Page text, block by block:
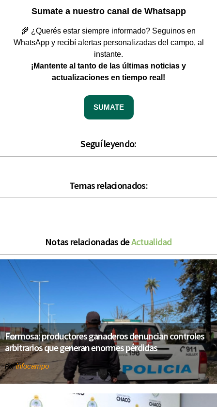
Sumate a nuestro canal de Whatsapp
🌾 ¿Querés estar siempre informado? Seguinos en
WhatsApp y recibí alertas personalizadas del campo, al
instante.
¡Mantente al tanto de las últimas noticias y
actualizaciones en tiempo real!
SUMATE
Seguí leyendo:
Temas relacionados:
Notas relacionadas deActualidad
Formosa: productores ganaderos denuncian controles
arbitrarios que generan enormes pérdidas
Porinfocampo